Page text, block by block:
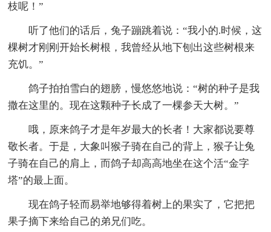
枝呢！”
听了他们的话后，兔子蹦跳着说：“我小的.时候，这
棵树才刚刚开始长树根，我曾经从地下刨出这些树根来
充饥。”
鸽子拍拍雪白的翅膀，慢悠悠地说：“树的种子是我
撒在这里的。现在这颗种子长成了一棵参天大树。”
哦，原来鸽子才是年岁最大的长者！大家都说要尊
敬长者。于是，大象叫猴子骑在自己的背上，猴子让兔
子骑在自己的肩上，而鸽子却高高地坐在这个活“金字
塔”的最上面。
现在鸽子轻而易举地够得着树上的果实了，它把把
果子摘下来给自己的弟兄们吃。